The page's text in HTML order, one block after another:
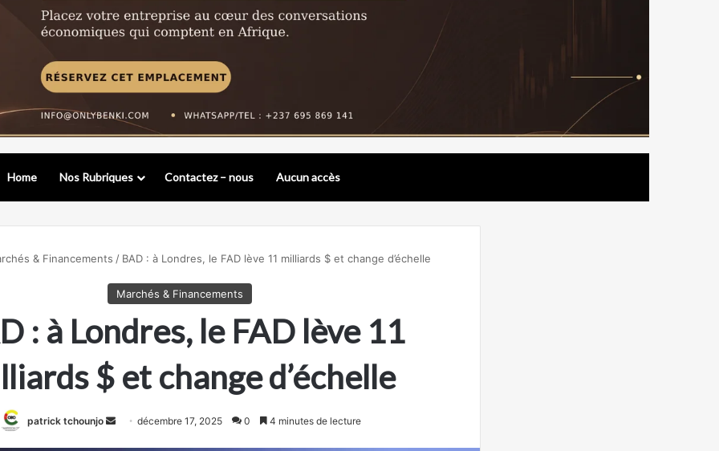
Home Nos Rubriques Contactez – nous Aucun accès
& Financements / BAD : à Londres, le FAD lève 11 milliards $ et change d’échelle
Marchés & Financements
: à Londres, le FAD lève 11
$ et change d’échelle
patrick tchounjo
Envoyerdécembre 17, 2025 0 4 minutes de lecture